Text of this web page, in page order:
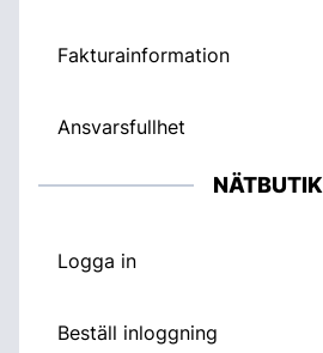
Fakturainformation
Ansvarsfullhet
NÄTBUTIK
Logga in
Beställ inloggning